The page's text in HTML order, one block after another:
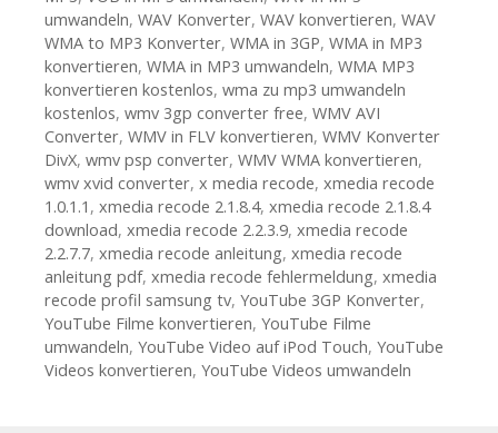
umwandeln, WAV Konverter, WAV konvertieren, WAV
WMA to MP3 Konverter, WMA in 3GP, WMA in MP3
konvertieren, WMA in MP3 umwandeln, WMA MP3
konvertieren kostenlos, wma zu mp3 umwandeln
kostenlos, wmv 3gp converter free, WMV AVI
Converter, WMV in FLV konvertieren, WMV Konverter
DivX, wmv psp converter, WMV WMA konvertieren,
wmv xvid converter, x media recode, xmedia recode
1.0.1.1 , xmedia recode 2.1.8.4, xmedia recode 2.1.8.4
download, xmedia recode 2.2.3.9, xmedia recode
2.2.7.7, xmedia recode anleitung, xmedia recode
anleitung pdf, xmedia recode fehlermeldung, xmedia
recode profil samsung tv, YouTube 3GP Konverter,
YouTube Filme konvertieren, YouTube Filme
umwandeln, YouTube Video auf iPod Touch, YouTube
Videos konvertieren, YouTube Videos umwandeln